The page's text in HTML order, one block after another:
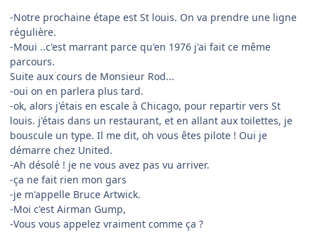
-Notre prochaine étape est St louis. On va prendre une ligne
régulière.
-Moui ..c'est marrant parce qu'en 1976 j'ai fait ce même
parcours.
Suite aux cours de Monsieur Rod...
-oui on en parlera plus tard.
-ok, alors j'étais en escale à Chicago, pour repartir vers St
louis. j'étais dans un restaurant, et en allant aux toilettes, je
bouscule un type. Il me dit, oh vous êtes pilote ! Oui je
démarre chez United.
-Ah désolé ! je ne vous avez pas vu arriver.
-ça ne fait rien mon gars
-je m'appelle Bruce Artwick.
-Moi c'est Airman Gump,
-Vous vous appelez vraiment comme ça ?